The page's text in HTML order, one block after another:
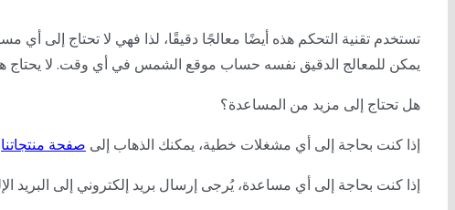
تستخدم تقنية التحكم هذه أيضًا معالجًا دقيقًا، لذا فهي لا تحتاج إلى
يمكن للمعالج الدقيق نفسه حساب موقع الشمس في أي وقت. لا يحتاج
هل تحتاج إلى مزيد من المساعدة؟
إذا كنت بحاجة إلى أي مشغلات خطية، يمكنك الذهاب إلى صفحة منتجاتنا
إذا كنت بحاجة إلى أي مساعدة، يُرجى إرسال بريد إلكتروني إلى